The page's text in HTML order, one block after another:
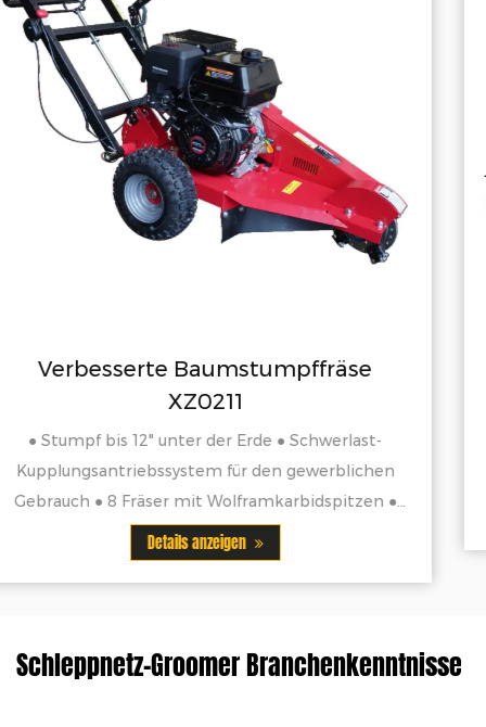
●
Heckbagger mit 10″-
BAGGERLADER MIT 10" EIMER ◆MODELL
◆9 PS BENZINMOTOR
ECHT
Details anzeigen
Schleppnetz-Groomer Branchenkenntnisse